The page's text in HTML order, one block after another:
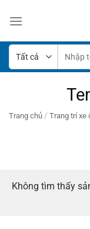
qua
dung
kiếm:
Trang chủ / Trang trí xe
Không tìm thấy